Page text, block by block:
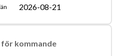
2026-08-21
kommande